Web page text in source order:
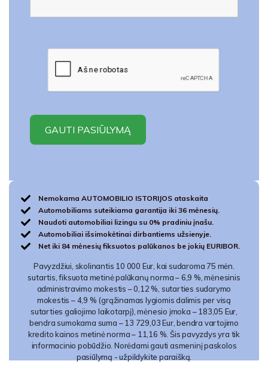
Nemokama AUTOMOBILIO ISTORIJOS ataskaita
Automobiliams suteikiama garantija iki 36 mėnesių.
Naudoti automobiliai lizingu su 0% pradiniu įnašu.
Automobiliai išsimokėtinai dirbantiems užsienyje.
Net iki 84 mėnesių fiksuotos palūkanos be jokių EURIBOR.
Pavyzdžiui, skolinantis 10 000 Eur, kai sudaroma 75 mėn.
sutartis, fiksuota metinė palūkanų norma – 6,9 %, mėnesinis
administravimo mokestis – 0,12 %, sutarties sudarymo
mokestis – 4,9 % (grąžinamas lygiomis dalimis per visą
sutarties galiojimo laikotarpį), mėnesio įmoka – 183,05 Eur,
bendra sumokama suma – 13 729,03 Eur, bendra vartojimo
kredito kainos metinė norma – 11,16 %. Šis pavyzdys yra tik
informacinio pobūdžio. Norėdami gauti asmeninį paskolos
pasiūlymą - užpildykite paraišką.